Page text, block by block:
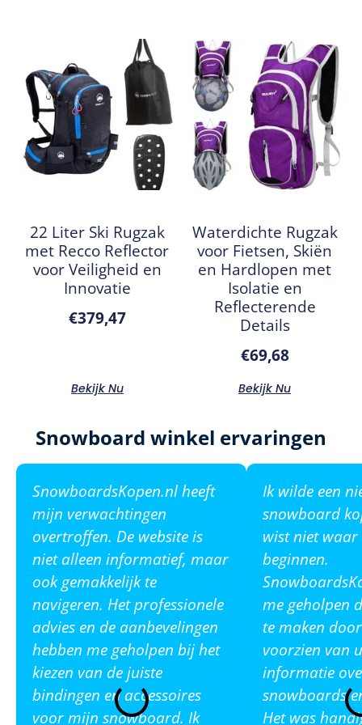
22 Liter Ski Rugzak
met Recco Reflector
voor Veiligheid en
Innovatie
€379,47
Bekijk Nu
Waterdichte Rugzak
voor Fietsen, Skiën
en Hardlopen met
Isolatie en
Reflecterende
Details
€69,68
Bekijk Nu
Snowboard winkel ervaringen
SnowboardsKopen.nl heeft
mijn verwachtingen
overtroffen. De website is
niet alleen informatief, maar
ook gemakkelijk te
navigeren. Het professionele
advies en de aanbevelingen
hebben me geholpen bij het
kiezen van de juiste
bindingen en accessoires
voor mijn snowboard. Ik
Ik wilde een
snowboard
wist niet waar
beginnen.
me geholpen
te maken
voorzien van
informatie
snowboards
Het was